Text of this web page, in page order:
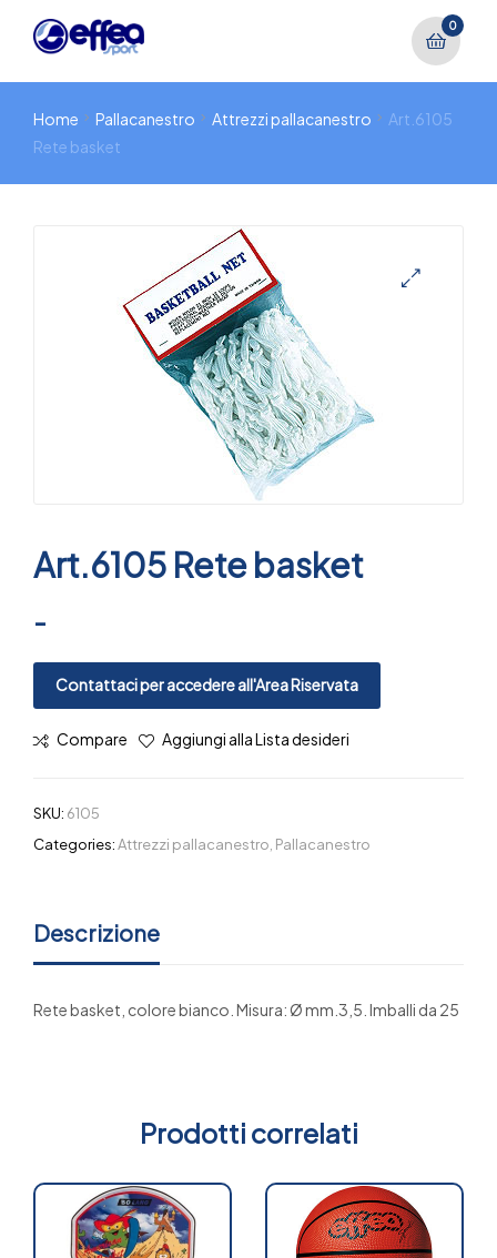
0
Home Pallacanestro Attrezzi pallacanestro
Art.6105
Rete basket
Art.6105 Rete basket
-
Contattaci per accedere all'Area Riservata
Compare Aggiungi alla Lista desideri
SKU: 6105
Categories:Attrezzi pallacanestro Pallacanestro
Descrizione
Rete basket, colore bianco. Misura: Ø mm.3,5. Imballi da 25
Prodotti correlati